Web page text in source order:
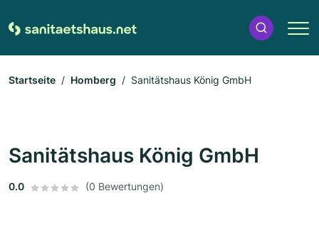
Startseite Homberg Sanitätshaus König GmbH
Sanitätshaus König GmbH
0.0 (0 Bewertungen)